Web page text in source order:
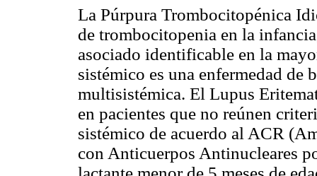
La Púrpura Trombocitopénica
de trombocitopenia en la
asociado identificable en la
sistémico es una enfermedad de
multisistémica. El Lupus
en pacientes que no reúnen
sistémico de acuerdo al ACR
con Anticuerpos Antinucleares